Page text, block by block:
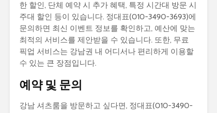
한 할인, 단체 예약 시 추가 혜택, 특정 시간대 방문 시
주대 할인 등이 있습니다. 정대표(010-3490-3693)에
문의하면 최신 이벤트 정보를 확인하고, 예산에 맞는
최적의 서비스를 제안받을 수 있습니다. 또한, 무료
픽업 서비스는 강남권 내 어디서나 편리하게 이용할
수 있는 큰 장점입니다.
예약 및 문의
강남 셔츠룸을 방문하고 싶다면, 정대표(010-3490-